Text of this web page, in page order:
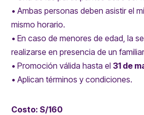
• Ambas personas deben asistir el
mismo horario.
• En caso de menores de edad, la
realizarse en presencia de un
• Promoción válida hasta el31 de
• Aplican términos y condiciones.
Costo: S/160